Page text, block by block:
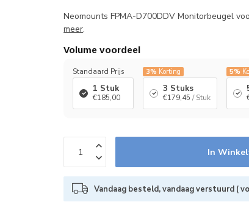
Neomounts FPMA-D700DDV Monitorbeugel
meer.
Volume voordeel
Standaard Prijs
1 Stuk
€185,00
3% Korting
3 Stuks
€179,45 / Stuk
5%
In
Vandaag besteld, vandaag verstuurd (